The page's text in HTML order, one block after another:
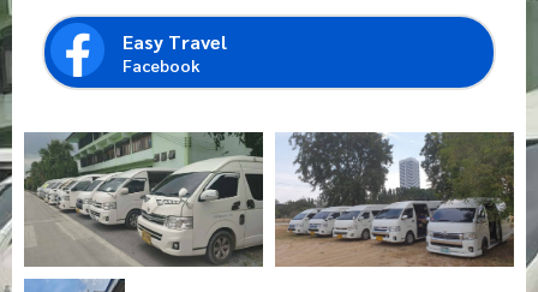
Easy Travel
Facebook